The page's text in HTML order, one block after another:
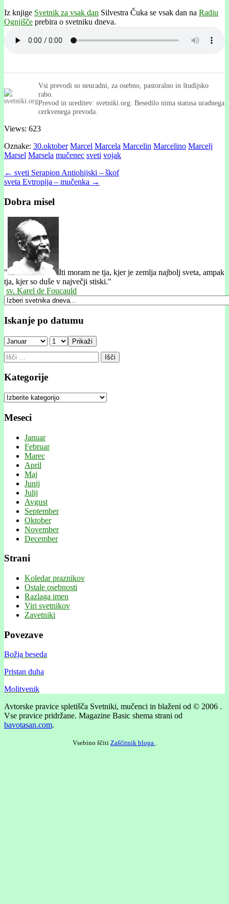
Iz knjige Svetnik za vsak dan Silvestra Čuka se vsak dan na Radiu
Ognjišče prebira o svetniku dneva.
Vsi prevodi so neuradni, za osebno, pastoralno in študijsko
rabo.
Prevod in ureditev: svetniki.org. Besedilo nima statusa uradnega
cerkvenega prevoda.
Views: 623
Oznake: 30.oktober Marcel Marcela Marcelin Marcelino Marcelj
Marsel Marsela mučenec sveti vojak
Post
navigation
← sveti Serapion Antiohijski – škof
sveta Evtropija – mučenka →
Dobra misel
"
Iti moram ne tja, kjer je zemlja najbolj sveta, ampak
tja, kjer so duše v največji stiski."
sv. Karel de Foucauld
Iskanje po datumu
Prikaži
Išči:
Kategorije
Kategorije
Meseci
Januar
Februar
Marec
April
Maj
Junij
Julij
Avgust
September
Oktober
November
December
Strani
Koledar praznikov
Ostale osebnosti
Razlaga imen
Viri svetnikov
Zavetniki
Povezave
Božja beseda
Pristan duha
Molitvenik
Avtorske pravice spletišča Svetniki, mučenci in blaženi od © 2006 .
Vse pravice pridržane. Magazine Basic shema strani od
bavotasan.com.
Vsebino ščiti Zaščitnik bloga .